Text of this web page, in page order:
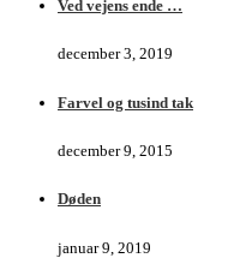
Ved vejens ende …
december 3, 2019
Farvel og tusind tak
december 9, 2015
Døden
januar 9, 2019